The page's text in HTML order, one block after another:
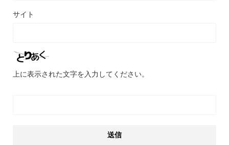
サイト
上に表示された文字を入力してください。